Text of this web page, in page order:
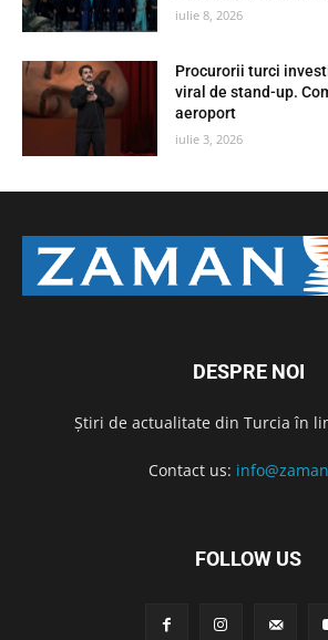
iulie 8, 2026
Procurorii turci
viral de stand-up.
aeroport
iulie 3, 2026
DESPRE NOI
Știri de actualitate din Turcia în
Contact us:
FOLLOW US